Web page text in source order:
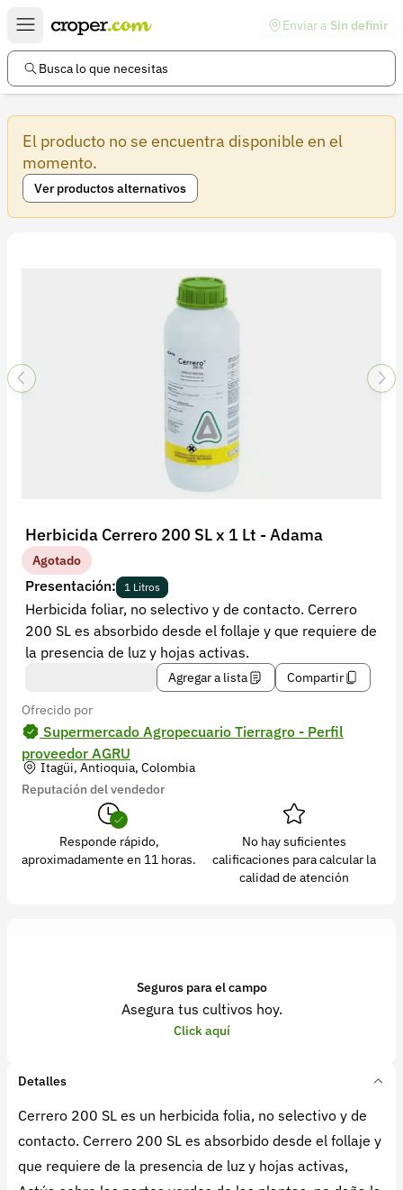
Enviar a Sin definir
Busca lo que necesitas
El producto no se encuentra disponible en el
momento.
Ver productos alternativos
Herbicida Cerrero 200 SL x 1 Lt - Adama
Agotado
Presentación: 1 Litros
Herbicida foliar, no selectivo y de contacto. Cerrero
200 SL es absorbido desde el follaje y que requiere de
la presencia de luz y hojas activas.
Agregar a lista
Compartir
Ofrecido por
Supermercado Agropecuario Tierragro - Perfil
proveedor AGRU
Itagüi, Antioquia, Colombia
Reputación del vendedor
Responde rápido,
aproximadamente en 11 horas.
No hay suficientes
calificaciones para calcular la
calidad de atención
Seguros para el campo
Asegura tus cultivos hoy.
Click aquí
Detalles
Cerrero 200 SL es un herbicida folia, no selectivo y de
contacto. Cerrero 200 SL es absorbido desde el follaje y
que requiere de la presencia de luz y hojas activas,
Enlaces de interés
Preguntas frecuentes
Ayuda
Información legal
Términos y condiciones
Registrarse
contacto@croper.com
© 2026 Croper.com Todos los derechos reservados
Versión 5.45.0
Síguenos